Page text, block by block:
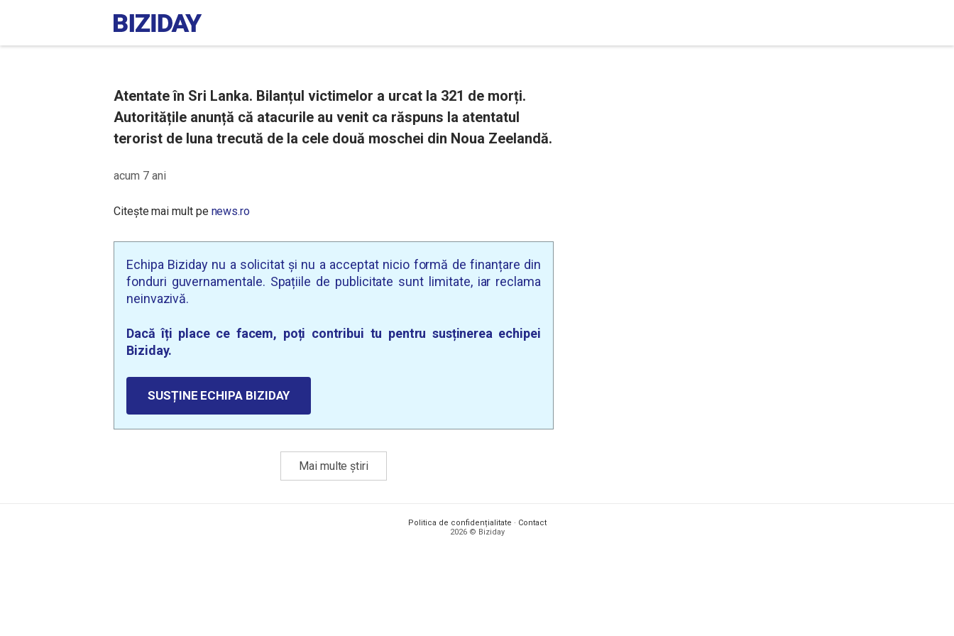
Atentate în Sri Lanka. Bilanțul victimelor a urcat la 321 de morți.
Autoritățile anunță că atacurile au venit ca răspuns la atentatul
terorist de luna trecută de la cele două moschei din Noua Zeelandă.
acum 7 ani
Citește mai mult pe news.ro
Echipa Biziday nu a solicitat și nu a acceptat nicio formă de finanțare din
fonduri guvernamentale. Spațiile de publicitate sunt limitate, iar reclama
neinvazivă.
Dacă îți place ce facem, poți contribui tu pentru susținerea echipei
Biziday.
SUSȚINE ECHIPA BIZIDAY
Mai multe știri
Politica de confidențialitate · Contact
2026 © Biziday